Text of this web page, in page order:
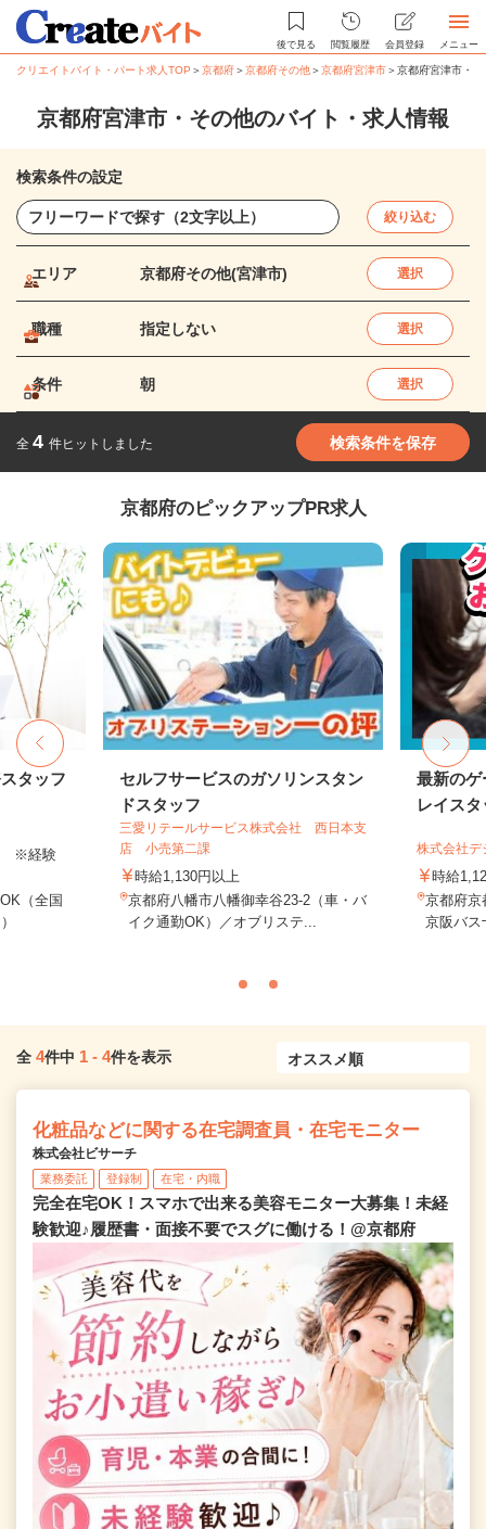
後で見る 閲覧履歴 会員登録 メニュー
クリエイトバイト・パート求人TOP ＞京都府＞京都府その他＞京都府宮津市＞京都府宮津市・
京都府宮津市・その他のバイト・求人情報
検索条件の設定
絞り込む
エリア 京都府その他(宮津市) 選択
職種 指定しない 選択
条件 朝 選択
全 4 件ヒットしました 検索条件を保存
京都府のピックアップPR求人
タッフ
※経験
（全国
セルフサービスのガソリンスタン
ドスタッフ
三愛リテールサービス株式会社 西日本支
店 小売第二課
時給1,130円以上
京都府八幡市八幡御幸谷23-2（車・バ
イク通勤OK）／オブリステ...
最新のゲ
レイスタ
株式会社
時給
京都府京
京阪バス
全 4件中 1 - 4件を表示
化粧品などに関する在宅調査員・在宅モニター
株式会社ビサーチ
業務委託 登録制 在宅・内職
完全在宅OK！スマホで出来る美容モニター大募集！未経
験歓迎♪履歴書・面接不要でスグに働ける！@京都府